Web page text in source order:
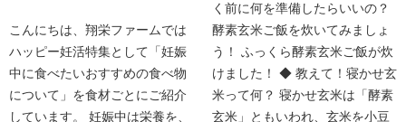
こんにちは、翔栄ファームでは
ハッピー妊活特集として「妊娠
中に食べたいおすすめの食べ物
について」を食材ごとにご紹介
しています。 妊娠中は栄養を、
く前に何を準備したらいいの？
酵素玄米ご飯を炊いてみましょ
う！ ふっくら酵素玄米ご飯が炊
けました！ ◆ 教えて！寝かせ玄
米って何？ 寝かせ玄米は「酵素
玄米」ともいわれ、玄米を小豆